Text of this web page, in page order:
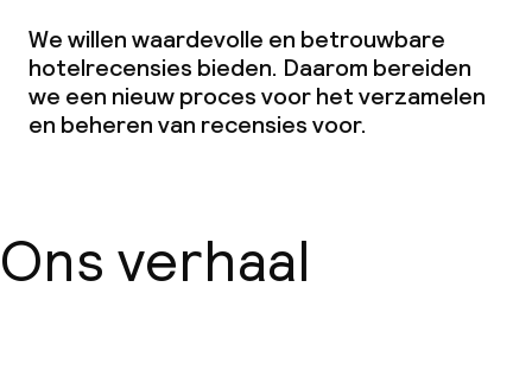
We willen waardevolle en betrouwbare
hotelrecensies bieden. Daarom bereiden
we een nieuw proces voor het verzamelen
en beheren van recensies voor.
Ons verhaal